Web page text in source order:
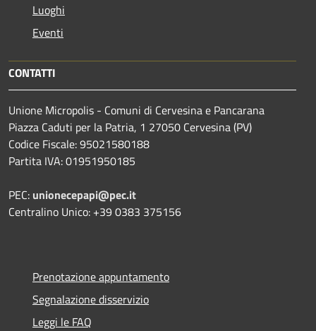
Luoghi
Eventi
CONTATTI
Unione Micropolis - Comuni di Cervesina e Pancarana
Piazza Caduti per la Patria, 1 27050 Cervesina (PV)
Codice Fiscale: 95021580188
Partita IVA: 01951950185
PEC: unionecepapi@pec.it
Centralino Unico: +39 0383 375156
Prenotazione appuntamento
Segnalazione disservizio
Leggi le FAQ